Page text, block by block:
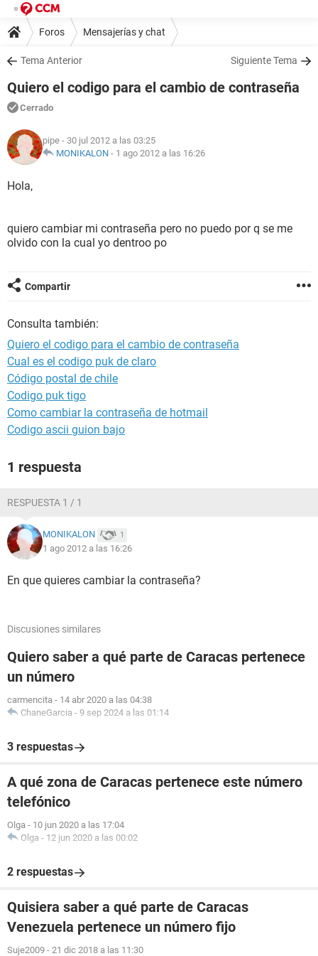
Foros Mensajerías y chat
Tema Anterior Siguiente Tema
Quiero el codigo para el cambio de contraseña
Cerrado
pipe - 30 jul 2012 a las 03:25
MONIKALON - 1 ago 2012 a las 16:26
Hola,
quiero cambiar mi contraseña pero no puedo por q se me
olvido con la cual yo dentroo po
Compartir
Consulta también:
Quiero el codigo para el cambio de contraseña
Cual es el codigo puk de claro
Código postal de chile
Codigo puk tigo
Como cambiar la contraseña de hotmail
Codigo ascii guion bajo
1 respuesta
RESPUESTA 1 / 1
MONIKALON 1
1 ago 2012 a las 16:26
En que quieres cambiar la contraseña?
Discusiones similares
Quiero saber a qué parte de Caracas pertenece
un número
carmencita - 14 abr 2020 a las 04:38
ChaneGarcia - 9 sep 2024 a las 01:14
3 respuestas
A qué zona de Caracas pertenece este número
telefónico
Olga - 10 jun 2020 a las 17:04
Olga - 12 jun 2020 a las 00:02
2 respuestas
Quisiera saber a qué parte de Caracas
Venezuela pertenece un número fijo
Suje2009 - 21 dic 2018 a las 11:30